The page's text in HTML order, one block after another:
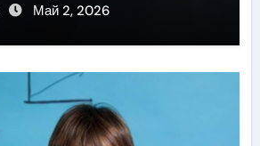
Май 2, 2026